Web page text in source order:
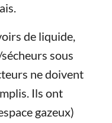
de liquide,
sous
ne doivent
Ils ont
gazeux)